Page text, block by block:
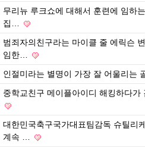
무리뉴 루크쇼에 대해서 훈련에 임하
집…
범죄자의친구라는 마이클 줄 에릭슨
임한…
인절미라는 별명이 가장 잘 어울리는
중학교친구 메이플아이디 해킹하다가
대한민국축구국가대표팀감독 슈틸리
계속 …